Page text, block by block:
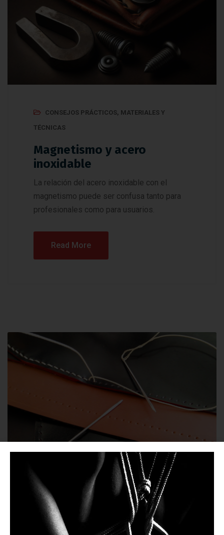
CONSEJOS PRÁCTICOS, MATERIALES Y
TÉCNICAS
Magnetismo y acero
inoxidable
La relación del acero inoxidable con el
magnetismo puede ser confusa tanto para
profesionales como para usuarios.
Read More
CONSEJOS PRÁCTICOS
MATERIALES Y
TÉCNICAS